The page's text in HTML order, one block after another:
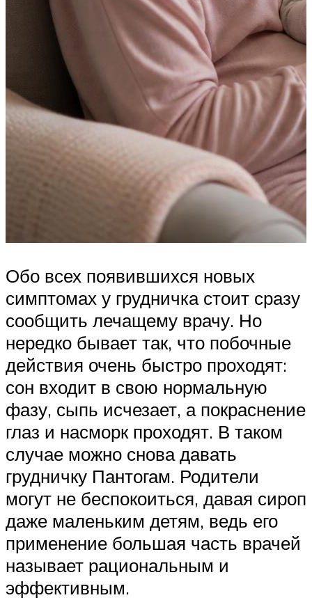
Обо всех появившихся новых
симптомах у грудничка стоит сразу
сообщить лечащему врачу. Но
нередко бывает так, что побочные
действия очень быстро проходят:
сон входит в свою нормальную
фазу, сыпь исчезает, а покраснение
глаз и насморк проходят. В таком
случае можно снова давать
грудничку Пантогам. Родители
могут не беспокоиться, давая сироп
даже маленьким детям, ведь его
применение большая часть врачей
называет рациональным и
эффективным.